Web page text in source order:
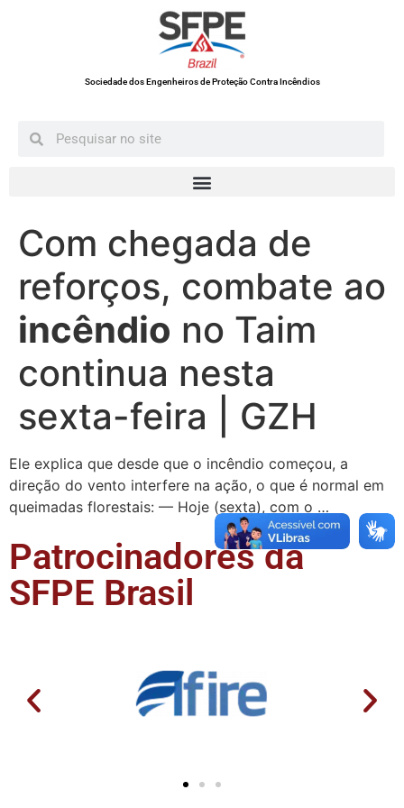
Sociedade dos Engenheiros de Proteção Contra Incêndios
Com chegada de
reforços, combate ao
incêndio no Taim
continua nesta
sexta-feira | GZH
Ele explica que desde que o incêndio começou, a
direção do vento interfere na ação, o que é normal em
queimadas florestais: — Hoje (sexta), com o …
Patrocinadores da
SFPE Brasil